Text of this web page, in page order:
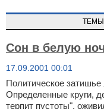
Сон в белую
17.09.2001 00:01
Политическое затишье
Определенные круги,
терпит пустоты",